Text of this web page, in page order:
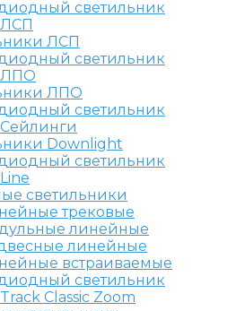
ЛСП
ЛПО
Downlight
светильники
трековые
линейные
линейные
встраиваемые